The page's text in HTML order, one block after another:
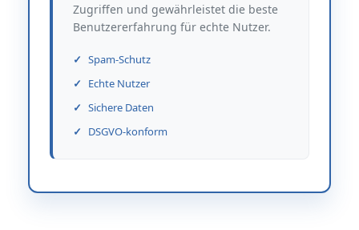
Zugriffen und gewährleistet die beste
Benutzererfahrung für echte Nutzer.
Spam-Schutz
Echte Nutzer
Sichere Daten
DSGVO-konform